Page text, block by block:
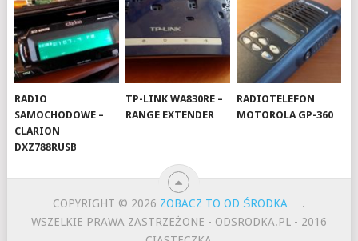
RADIO
SAMOCHODOWE –
CLARION
DXZ788RUSB
TP-LINK WA830RE –
RANGE EXTENDER
RADIOTELEFON
MOTOROLA GP-360
COPYRIGHT © 2026 ZOBACZ TO OD ŚRODKA ….
WSZELKIE PRAWA ZASTRZEŻONE - ODSRODKA.PL - 2016